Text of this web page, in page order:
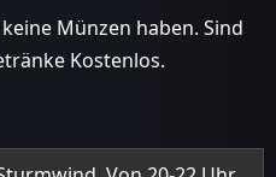
Münzen haben. Sind
Kostenlos.